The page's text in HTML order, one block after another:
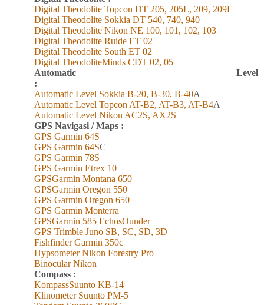
Digital Theodolite Topcon DT 205, 205L, 209, 209L
Digital Theodolite Sokkia DT 540, 740, 940
Digital Theodolite Nikon NE 100, 101, 102, 103
Digital Theodolite Ruide ET 02
Digital Theodolite South ET 02
Digital TheodoliteMinds CDT 02, 05
Automatic Level
:
Automatic Level Sokkia B-20, B-30, B-40A
Automatic Level Topcon AT-B2, AT-B3, AT-B4A
Automatic Level Nikon AC2S, AX2S
GPS Navigasi / Maps :
GPS Garmin 64S
GPS Garmin 64SC
GPS Garmin 78S
GPS Garmin Etrex 10
GPSGarmin Montana 650
GPSGarmin Oregon 550
GPS Garmin Oregon 650
GPS Garmin Monterra
GPSGarmin 585 EchosOunder
GPS Trimble Juno SB, SC, SD, 3D
Fishfinder Garmin 350c
Hypsometer Nikon Forestry Pro
Binocular Nikon
Compass :
KompassSuunto KB-14
Klinometer Suunto PM-5